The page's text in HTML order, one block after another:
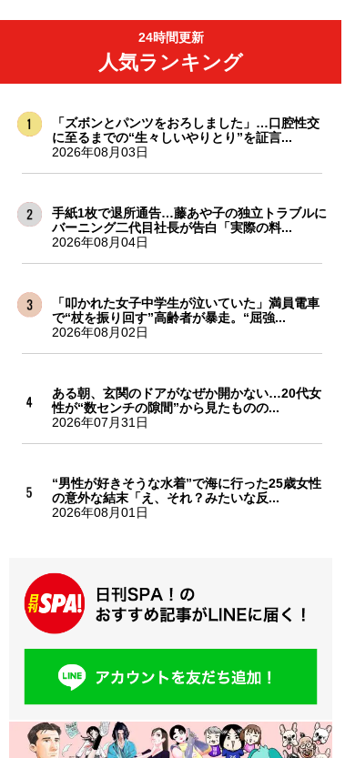
24時間更新
人気ランキング
「ズボンとパンツをおろしました」…口腔性交
に至るまでの“生々しいやりとり”を証言...
2026年08月03日
手紙1枚で退所通告…藤あや子の独立トラブルに
バーニング二代目社長が告白「実際の料...
2026年08月04日
「叩かれた女子中学生が泣いていた」満員電車
で“杖を振り回す”高齢者が暴走。“屈強...
2026年08月02日
ある朝、玄関のドアがなぜか開かない…20代女
性が“数センチの隙間”から見たものの...
2026年07月31日
“男性が好きそうな水着”で海に行った25歳女性
の意外な結末「え、それ？みたいな反...
2026年08月01日